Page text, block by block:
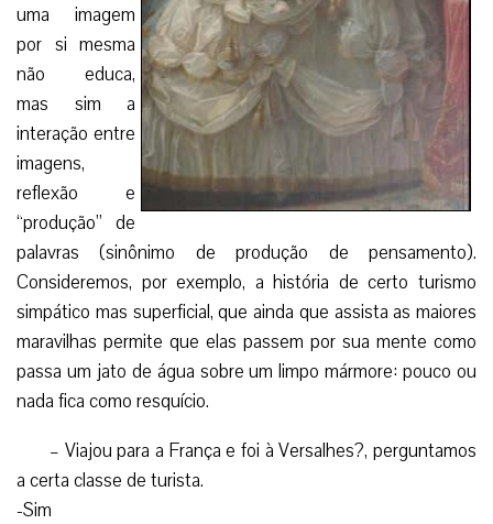
uma imagem
por si mesma
não educa,
mas sim a
interação entre
imagens,
reflexão e
“produção” de
palavras (sinônimo de produção de pensamento).
Consideremos, por exemplo, a história de certo turismo
simpático mas superficial, que ainda que assista as maiores
maravilhas permite que elas passem por sua mente como
passa um jato de água sobre um limpo mármore: pouco ou
nada fica como resquício.
– Viajou para a França e foi à Versalhes?, perguntamos
a certa classe de turista.
-Sim